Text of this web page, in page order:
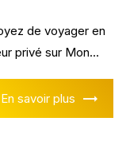
de voyager en
privé sur Mon...
En savoir plus